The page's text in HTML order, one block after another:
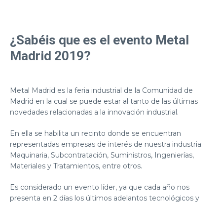
¿Sabéis que es el evento Metal
Madrid 2019?
Metal Madrid es la feria industrial de la Comunidad de
Madrid en la cual se puede estar al tanto de las últimas
novedades relacionadas a la innovación industrial.
En ella se habilita un recinto donde se encuentran
representadas empresas de interés de nuestra industria:
Maquinaria, Subcontratación, Suministros, Ingenierías,
Materiales y Tratamientos, entre otros.
Es considerado un evento líder, ya que cada año nos
presenta en 2 días los últimos adelantos tecnológicos y